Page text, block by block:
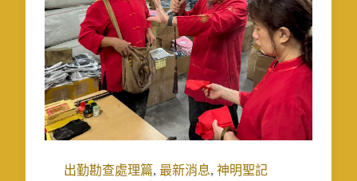
出勤勘查處理篇, 最新消息, 神明聖記